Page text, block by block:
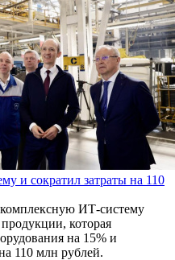
и сократил затраты на 110
комплексную ИТ-систему
которая
на 15% и
110 млн рублей.